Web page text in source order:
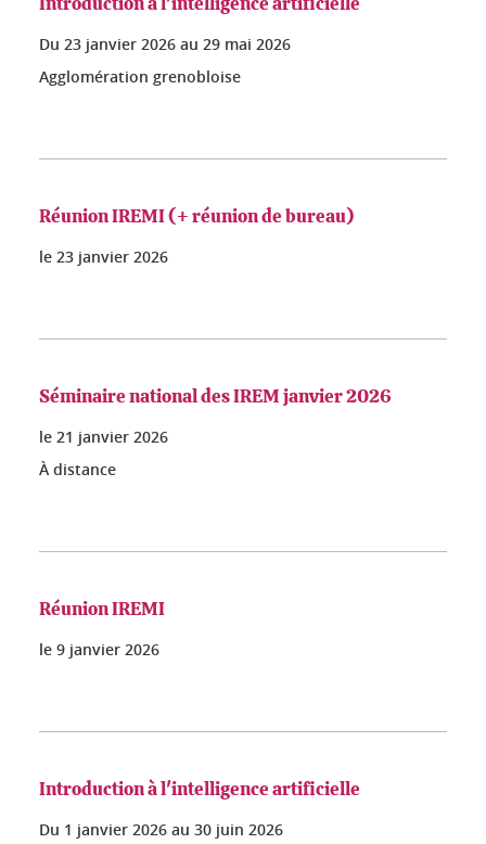
Introduction à l'intelligence artificielle
Du 23 janvier 2026 au 29 mai 2026
Agglomération grenobloise
Réunion IREMI (+ réunion de bureau)
le 23 janvier 2026
Séminaire national des IREM janvier 2026
le 21 janvier 2026
À distance
Réunion IREMI
le 9 janvier 2026
Introduction à l'intelligence artificielle
Du 1 janvier 2026 au 30 juin 2026